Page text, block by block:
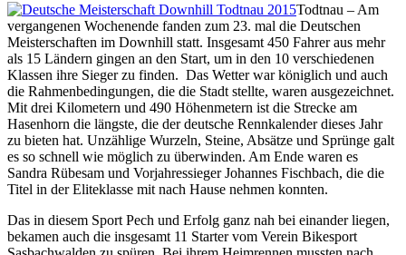
Todtnau – Am
vergangenen Wochenende fanden zum 23. mal die Deutschen
Meisterschaften im Downhill statt. Insgesamt 450 Fahrer aus mehr
als 15 Ländern gingen an den Start, um in den 10 verschiedenen
Klassen ihre Sieger zu finden. Das Wetter war königlich und auch
die Rahmenbedingungen, die die Stadt stellte, waren ausgezeichnet.
Mit drei Kilometern und 490 Höhenmetern ist die Strecke am
Hasenhorn die längste, die der deutsche Rennkalender dieses Jahr
zu bieten hat. Unzählige Wurzeln, Steine, Absätze und Sprünge galt
es so schnell wie möglich zu überwinden. Am Ende waren es
Sandra Rübesam und Vorjahressieger Johannes Fischbach, die die
Titel in der Eliteklasse mit nach Hause nehmen konnten.
Das in diesem Sport Pech und Erfolg ganz nah bei einander liegen,
bekamen auch die insgesamt 11 Starter vom Verein Bikesport